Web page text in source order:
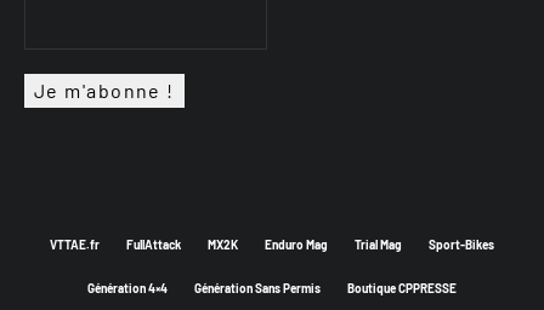
VTTAE.fr FullAttack MX2K Enduro Mag Trial Mag Sport-Bikes
Génération 4×4 Génération Sans Permis Boutique CPPRESSE